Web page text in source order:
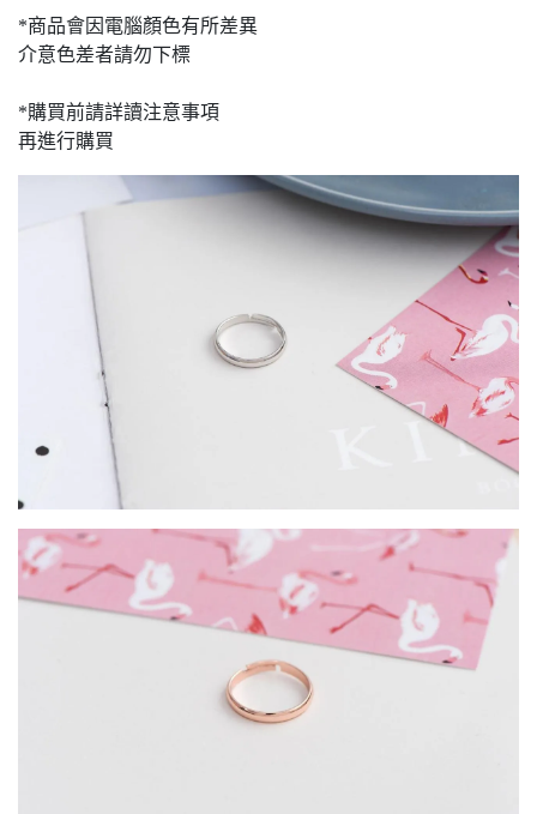
*商品會因電腦顏色有所差異
介意色差者請勿下標
*購買前請詳讀注意事項
再進行購買